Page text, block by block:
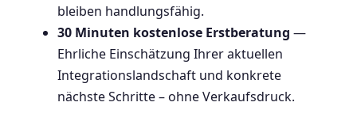
bleiben handlungsfähig.
30 Minuten kostenlose Erstberatung —
Ehrliche Einschätzung Ihrer aktuellen
Integrationslandschaft und konkrete
nächste Schritte – ohne Verkaufsdruck.